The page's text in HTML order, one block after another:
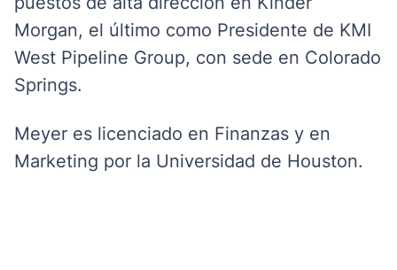
Morgan, el último como Presidente de KMI
West Pipeline Group, con sede en Colorado
Springs.
Meyer es licenciado en Finanzas y en
Marketing por la Universidad de Houston.